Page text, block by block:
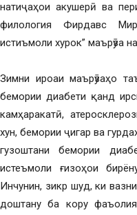
натиҷаҳои акушерӣ ва
филология Фирдавс
истиъмоли хурок” маърӯза
Зимни ироаи маърӯзаҳо
бемории диабети қанд
камҳаракатӣ,
хун, бемории ҷигар ва
гузоштани бемории
истеъмоли ғизоҳои
Инчунин, зикр шуд, ки
доштану ба кору